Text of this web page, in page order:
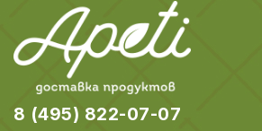
8 (495) 822-07-07